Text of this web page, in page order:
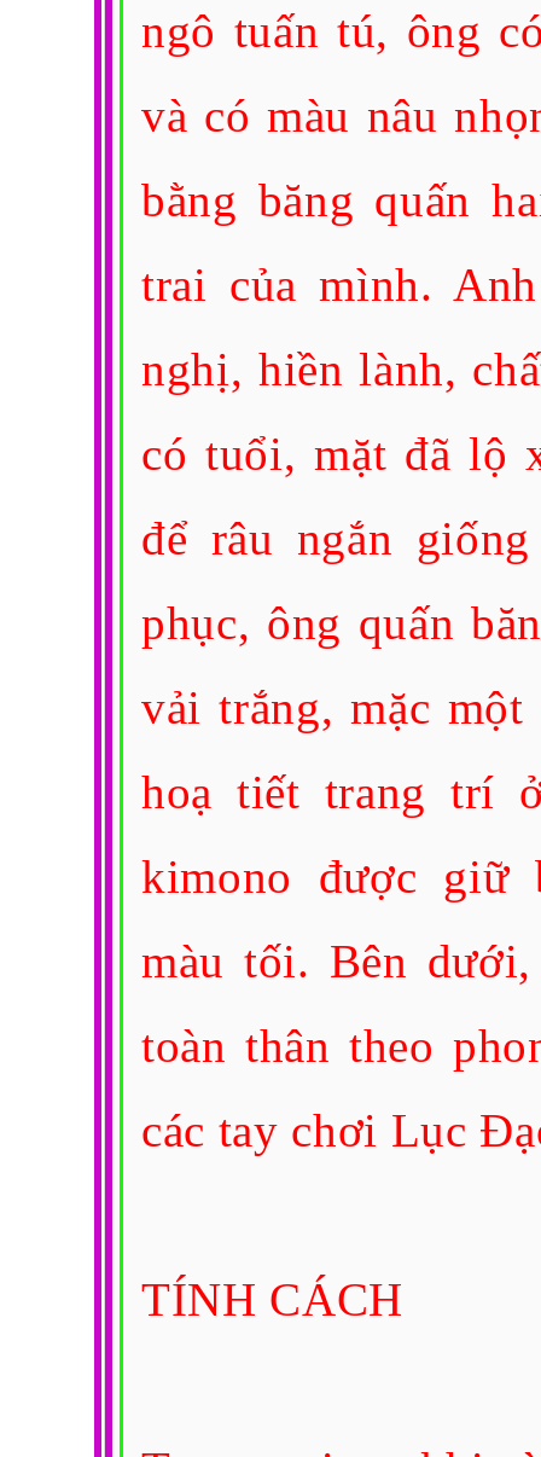
ngô tuấn tú, ông
và có màu nâu
bằng băng quấn
trai của mình.
nghị, hiền lành,
có tuổi, mặt đã lộ
để râu ngắn
phục, ông quấn
vải trắng, mặc
hoạ tiết trang trí
kimono được giữ
màu tối. Bên
toàn thân theo
các tay chơi Lục
TÍNH CÁCH